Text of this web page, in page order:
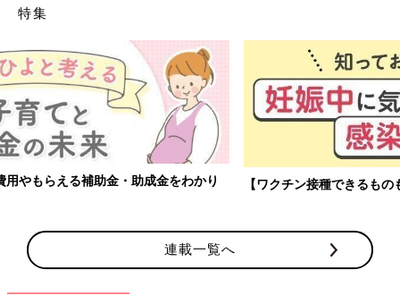
特集
【ワクチン接種できるものも】妊婦の感染症対策、知っておいて！
連載一覧へ